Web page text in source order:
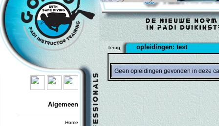
Algemeen
Home
Terug opleidingen: test
Geen opleidingen gevonden in deze